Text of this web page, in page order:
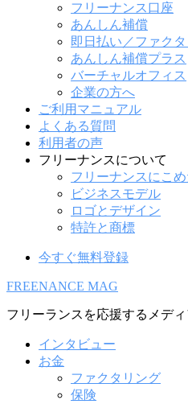
フリーナンス口座
あんしん補償
即日払い／ファク
あんしん補償プラス
バーチャルオフィス
企業の方へ
ご利用マニュアル
よくある質問
利用者の声
フリーナンスについて
フリーナンスにこ
ビジネスモデル
ロゴとデザイン
特許と商標
今すぐ無料登録
FREENANCE MAG
フリーランスを応援するメデ
インタビュー
お金
ファクタリング
保険